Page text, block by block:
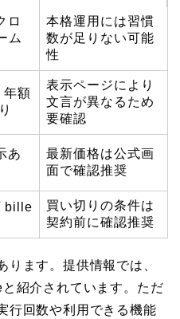
ロ
ム
本格運用には習慣
数が足りない可能
性
年額
表示ページにより
文言が異なるため
要確認
あ
最新価格は公式画
面で確認推奨
bille
買い切りの条件は
契約前に確認推奨
ます。提供情報では、
紹介されています。ただ
行回数や利用できる機能